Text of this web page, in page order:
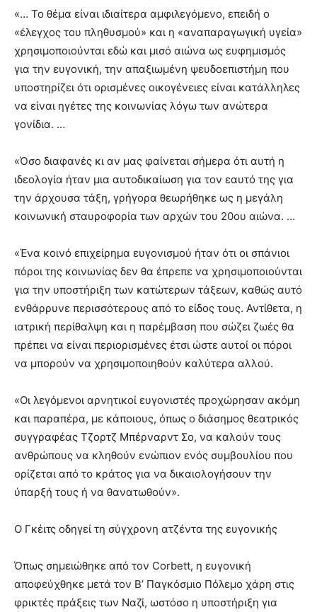
«… Το θέμα είναι ιδιαίτερα αμφιλεγόμενο, επειδή ο
«έλεγχος του πληθυσμού» και η «αναπαραγωγική υγεία»
χρησιμοποιούνται εδώ και μισό αιώνα ως ευφημισμός
για την ευγονική, την απαξιωμένη ψευδοεπιστήμη που
υποστηρίζει ότι ορισμένες οικογένειες είναι κατάλληλες
να είναι ηγέτες της κοινωνίας λόγω των ανώτερα
γονίδια. …
«Όσο διαφανές κι αν μας φαίνεται σήμερα ότι αυτή η
ιδεολογία ήταν μια αυτοδικαίωση για τον εαυτό της για
την άρχουσα τάξη, γρήγορα θεωρήθηκε ως η μεγάλη
κοινωνική σταυροφορία των αρχών του 20ου αιώνα. …
«Ένα κοινό επιχείρημα ευγονισμού ήταν ότι οι σπάνιοι
πόροι της κοινωνίας δεν θα έπρεπε να χρησιμοποιούνται
για την υποστήριξη των κατώτερων τάξεων, καθώς αυτό
ενθάρρυνε περισσότερους από το είδος τους. Αντίθετα, η
ιατρική περίθαλψη και η παρέμβαση που σώζει ζωές θα
πρέπει να είναι περιορισμένες έτσι ώστε αυτοί οι πόροι
να μπορούν να χρησιμοποιηθούν καλύτερα αλλού.
«Οι λεγόμενοι αρνητικοί ευγονιστές προχώρησαν ακόμη
και παραπέρα, με κάποιους, όπως ο διάσημος θεατρικός
συγγραφέας Τζορτζ Μπέρναρντ Σο, να καλούν τους
ανθρώπους να κληθούν ενώπιον ενός συμβουλίου που
ορίζεται από το κράτος για να δικαιολογήσουν την
ύπαρξή τους ή να θανατωθούν».
Ο Γκέιτς οδηγεί τη σύγχρονη ατζέντα της ευγονικής
Όπως σημειώθηκε από τον Corbett, η ευγονική
αποφεύχθηκε μετά τον Β’ Παγκόσμιο Πόλεμο χάρη στις
φρικτές πράξεις των Ναζί, ωστόσο η υποστήριξη για